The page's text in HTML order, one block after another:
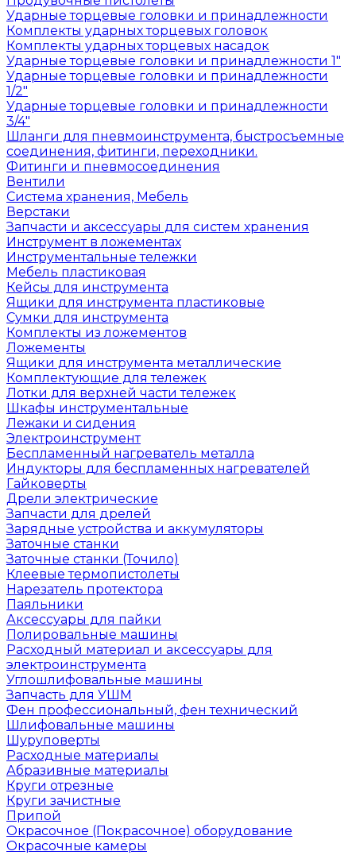
Ударные торцевые головки и принадлежности
Комплекты ударных торцевых головок
Комплекты ударных торцевых насадок
Ударные торцевые головки и принадлежности 1"
Ударные торцевые головки и принадлежности
1/2"
Ударные торцевые головки и принадлежности
3/4"
Шланги для пневмоинструмента, быстросъемные
соединения, фитинги, переходники.
Фитинги и пневмосоединения
Вентили
Система хранения, Мебель
Верстаки
Запчасти и аксессуары для систем хранения
Инструмент в ложементах
Инструментальные тележки
Мебель пластиковая
Кейсы для инструмента
Ящики для инструмента пластиковые
Сумки для инструмента
Комплекты из ложементов
Ложементы
Ящики для инструмента металлические
Комплектующие для тележек
Лотки для верхней части тележек
Шкафы инструментальные
Лежаки и сидения
Электроинструмент
Беспламенный нагреватель металла
Индукторы для беспламенных нагревателей
Гайковерты
Дрели электрические
Запчасти для дрелей
Зарядные устройства и аккумуляторы
Заточные станки
Заточные станки (Точило)
Клеевые термопистолеты
Нарезатель протектора
Паяльники
Аксессуары для пайки
Полировальные машины
Расходный материал и аксессуары для
электроинструмента
Углошлифовальные машины
Запчасть для УШМ
Фен профессиональный, фен технический
Шлифовальные машины
Шуруповерты
Расходные материалы
Абразивные материалы
Круги отрезные
Круги зачистные
Припой
Окрасочное (Покрасочное) оборудование
Окрасочные камеры